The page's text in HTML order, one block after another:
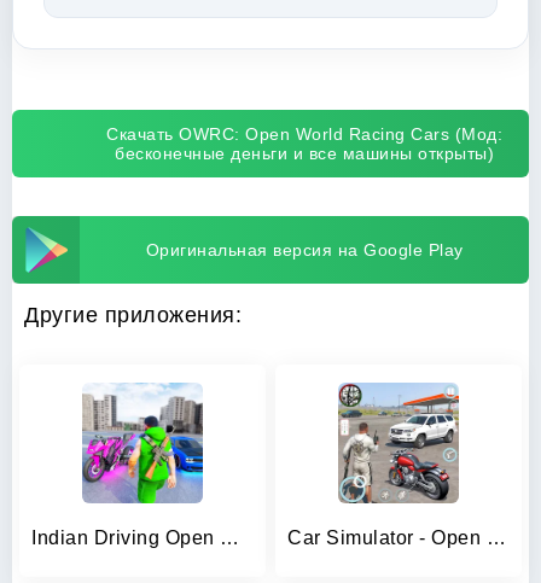
Скачать OWRC: Open World Racing Cars (Мод:
бесконечные деньги и все машины открыты)
Оригинальная версия на Google Play
Другие приложения:
Indian Driving Open World Car Simulator - Open world 3D